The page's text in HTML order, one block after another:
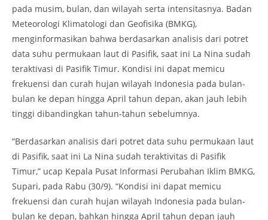
pada musim, bulan, dan wilayah serta intensitasnya. Badan
Meteorologi Klimatologi dan Geofisika (BMKG),
menginformasikan bahwa berdasarkan analisis dari potret
data suhu permukaan laut di Pasifik, saat ini La Nina sudah
teraktivasi di Pasifik Timur. Kondisi ini dapat memicu
frekuensi dan curah hujan wilayah Indonesia pada bulan-
bulan ke depan hingga April tahun depan, akan jauh lebih
tinggi dibandingkan tahun-tahun sebelumnya.
“Berdasarkan analisis dari potret data suhu permukaan laut
di Pasifik, saat ini La Nina sudah teraktivitas di Pasifik
Timur,” ucap Kepala Pusat Informasi Perubahan Iklim BMKG,
Supari, pada Rabu (30/9). “Kondisi ini dapat memicu
frekuensi dan curah hujan wilayah Indonesia pada bulan-
bulan ke depan, bahkan hingga April tahun depan jauh